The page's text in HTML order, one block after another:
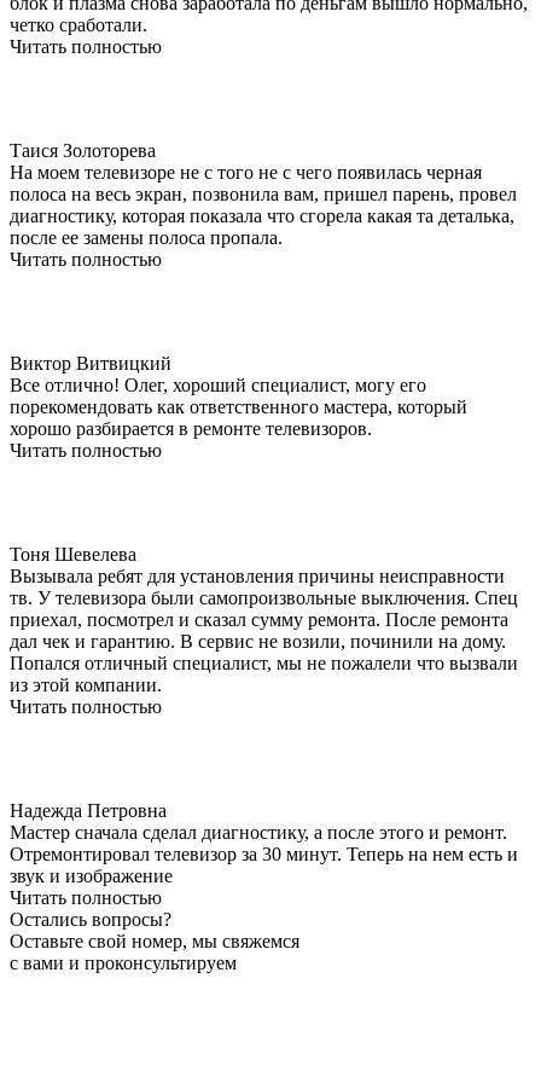
четко сработали.
Читать полностью
Таися Золоторева
На моем телевизоре не с того не с чего появилась черная
полоса на весь экран, позвонила вам, пришел парень, провел
диагностику, которая показала что сгорела какая та деталька,
после ее замены полоса пропала.
Читать полностью
​Виктор Витвицкий
Все отлично! Олег, хороший специалист, могу его
порекомендовать как ответственного мастера, который
хорошо разбирается в ремонте телевизоров.
Читать полностью
​Тоня Шевелева
Вызывала ребят для установления причины неисправности
тв. У телевизора были самопроизвольные выключения. Спец
приехал, посмотрел и сказал сумму ремонта. После ремонта
дал чек и гарантию. В сервис не возили, починили на дому.
Попался отличный специалист, мы не пожалели что вызвали
из этой компании.
Читать полностью
Надежда Петровна
Мастер сначала сделал диагностику, а после этого и ремонт.
Отремонтировал телевизор за 30 минут. Теперь на нем есть и
звук и изображение
Читать полностью
Остались вопросы?
Оставьте свой номер, мы свяжемся
с вами и проконсультируем